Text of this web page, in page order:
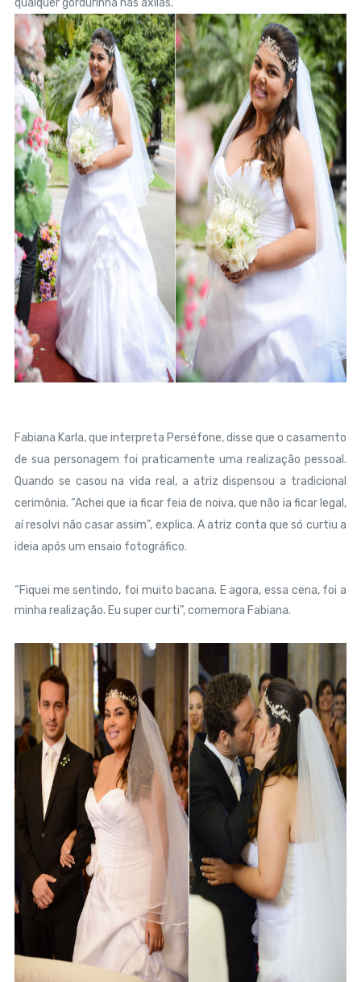
qualquer gordurinha nas axilas.
Fabiana Karla, que interpreta Perséfone, disse que o casamento
de sua personagem foi praticamente uma realização pessoal.
Quando se casou na vida real, a atriz dispensou a tradicional
cerimônia. “Achei que ia ficar feia de noiva, que não ia ficar legal,
aí resolvi não casar assim”, explica. A atriz conta que só curtiu a
ideia após um ensaio fotográfico.
“Fiquei me sentindo, foi muito bacana. E agora, essa cena, foi a
minha realização. Eu super curti”, comemora Fabiana.